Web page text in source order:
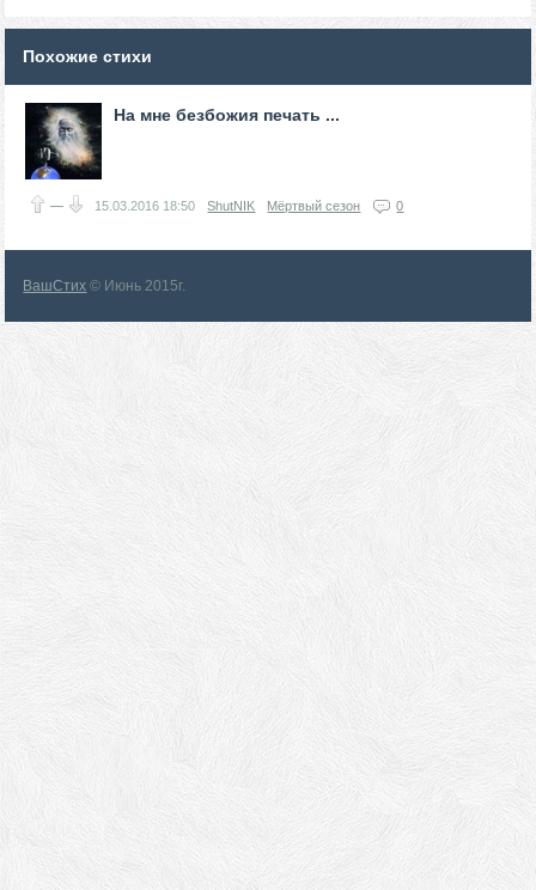
Похожие стихи
На мне безбожия печать ...
— 15.03.2016 18:50 ShutNIK Мёртвый сезон 0
ВашСтих © Июнь 2015г.